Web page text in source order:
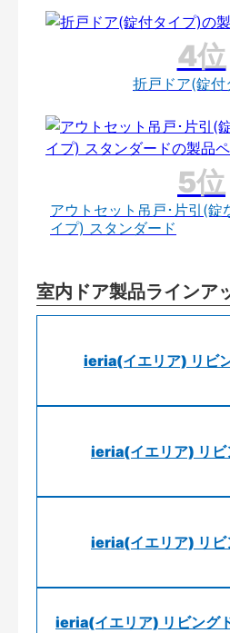
折戸ドア(錠付
アウトセット吊戸･片引(錠
イプ) スタンダード
室内ドア製品ラインア
ieria(イエリア) リビ
ieria(イエリア) リビ
ieria(イエリア) リビ
ieria(イエリア) リビング